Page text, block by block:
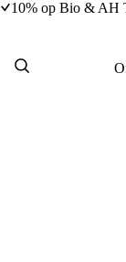
10% op Bio & AH